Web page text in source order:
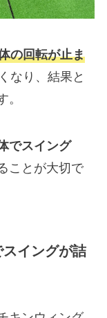
の回転が止ま
なり、結果と
。
でスイング
ことが大切で
イングが詰